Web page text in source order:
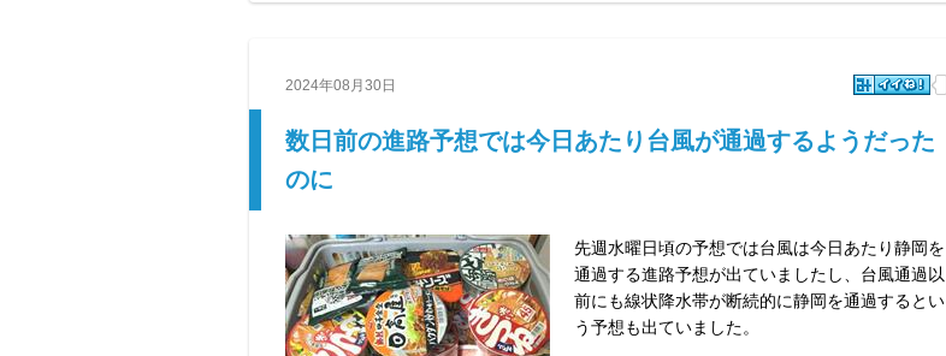
2024年08月30日
数日前の進路予想では今日あたり台風が通過するようだった
のに
先週水曜日頃の予想では台風は今日あたり静岡を
通過する進路予想が出ていましたし、台風通過以
前にも線状降水帯が断続的に静岡を通過するとい
う予想も出ていました。